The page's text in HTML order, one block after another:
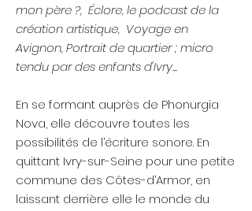
mon père ?, Éclore, le podcast de la
création artistique, Voyage en
Avignon, Portrait de quartier ; micro
tendu par des enfants d'Ivry...
En se formant auprès de Phonurgia
Nova, elle découvre toutes les
possibilités de l’écriture sonore. En
quittant Ivry-sur-Seine pour une petite
commune des Côtes-d’Armor, en
laissant derrière elle le monde du